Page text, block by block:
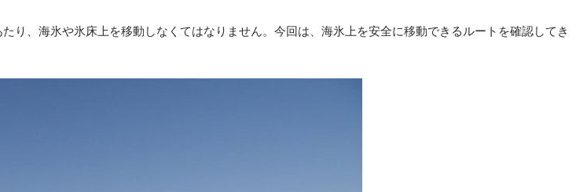
、海氷や氷床上を移動しなくてはなりません。今回は、海氷上を安全に移動できるルートを確認してき